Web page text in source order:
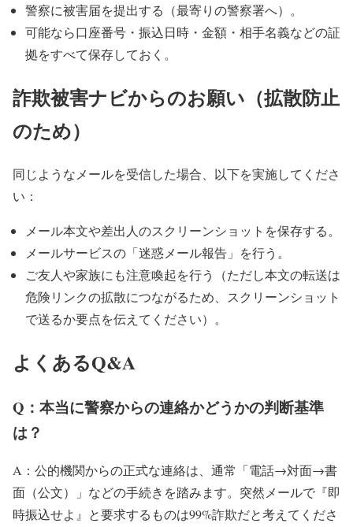
警察に被害届を提出する（最寄りの警察署へ）。
可能なら口座番号・振込日時・金額・相手名義などの証
拠をすべて保存しておく。
詐欺被害ナビからのお願い（拡散防止
のため）
同じようなメールを受信した場合、以下を実施してくださ
い：
メール本文や差出人のスクリーンショットを保存する。
メールサービスの「迷惑メール報告」を行う。
ご友人や家族にも注意喚起を行う（ただし本文の転送は
危険リンクの拡散につながるため、スクリーンショット
で送るか要点を伝えてください）。
よくあるQ&A
Q：本当に警察からの連絡かどうかの判断基準
は？
A：公的機関からの正式な連絡は、通常「電話→対面→書
面（公文）」などの手続きを踏みます。突然メールで『即
時振込せよ』と要求するものは99%詐欺だと考えてくださ